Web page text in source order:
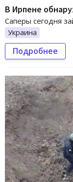
В Ирпене
Саперы сегодня
Украина
Подробнее